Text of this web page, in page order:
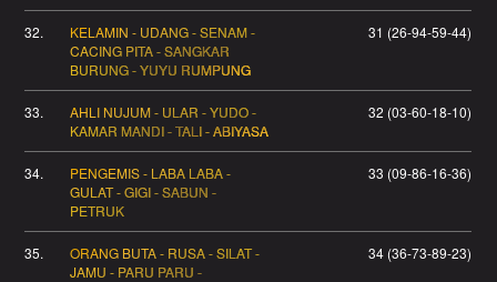
32.
KELAMIN - UDANG - SENAM -
CACING PITA - SANGKAR
BURUNG - YUYU RUMPUNG
31 (26-94-59-44)
33.
AHLI NUJUM - ULAR - YUDO -
KAMAR MANDI - TALI - ABIYASA
32 (03-60-18-10)
34.
PENGEMIS - LABA LABA -
GULAT - GIGI - SABUN -
PETRUK
33 (09-86-16-36)
35.
ORANG BUTA - RUSA - SILAT -
JAMU - PARU PARU -
34 (36-73-89-23)